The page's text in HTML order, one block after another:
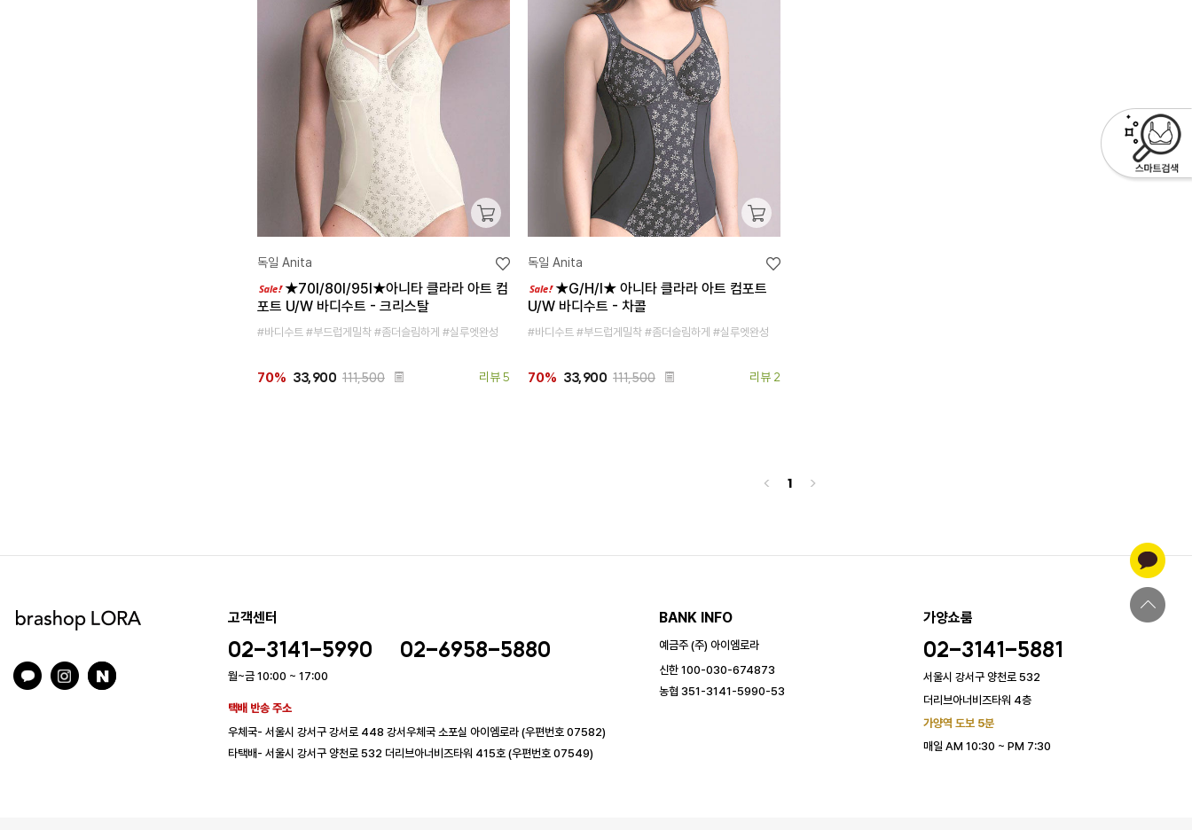
독일 Anita
★70I/80I/95I★아니타 클라라 아트 컴
포트 U/W 바디수트 - 크리스탈
#바디수트 #부드럽게밀착 #좀더슬림하게 #실루엣완성
70% 33,900 111,500 리뷰 5
독일 Anita
★G/H/I★ 아니타 클라라 아트 컴포트
U/W 바디수트 - 차콜
#바디수트 #부드럽게밀착 #좀더슬림하게 #실루엣완성
70% 33,900 111,500 리뷰 2
< 1 >
고객센터
02-3141-5990 02-6958-5880
월~금 10:00 ~ 17:00
택배 반송 주소
우체국- 서울시 강서구 강서로 448 강서우체국 소포실 아이엠로라 (우편번호 07582)
타택배- 서울시 강서구 양천로 532 더리브아너비즈타워 415호 (우편번호 07549)
BANK INFO
예금주 (주) 아이엠로라
신한 100-030-674873
농협 351-3141-5990-53
가양쇼룸
02-3141-5881
서울시 강서구 양천로 532
더리브아너비즈타워 4층
가양역 도보 5분
매일 AM 10:30 ~ PM 7:30